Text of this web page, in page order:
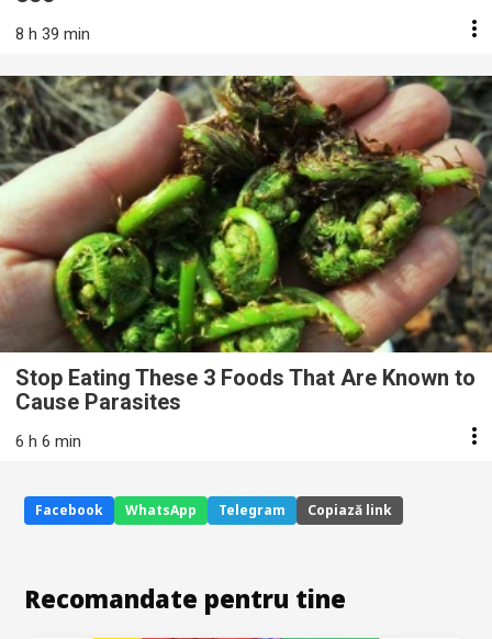
8 h 39 min
Stop Eating These 3 Foods That Are Known to
Cause Parasites
6 h 6 min
Facebook WhatsApp Telegram Copiază link
Recomandate pentru tine